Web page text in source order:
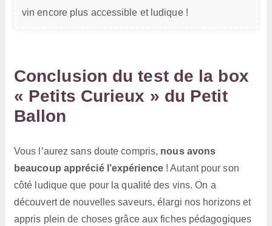
vin encore plus accessible et ludique !
Conclusion du test de la box
« Petits Curieux » du Petit
Ballon
Vous l’aurez sans doute compris, nous avons
beaucoup apprécié l’expérience! Autant pour son
côté ludique que pour la qualité des vins. On a
découvert de nouvelles saveurs, élargi nos horizons et
appris plein de choses grâce aux fiches pédagogiques